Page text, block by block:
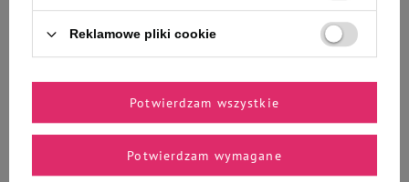
Do koszyka
88,78 zł / kg
Do koszyka
Reklamowe pliki cookie
Potwierdzam wymagane
Potwierdzam wszystkie